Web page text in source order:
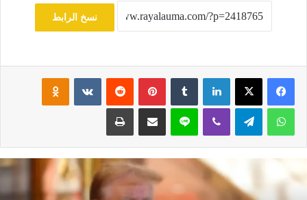
نسخ الرابط
فيسبوك ‫X لينكدإن بينتيريست
واتساب تيلقرام لاين